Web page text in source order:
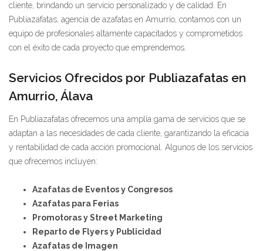
cliente, brindando un servicio personalizado y de calidad. En
Publiazafatas, agencia de azafatas en Amurrio, contamos con un
equipo de profesionales altamente capacitados y comprometidos
con el éxito de cada proyecto que emprendemos.
Servicios Ofrecidos por Publiazafatas en
Amurrio, Álava
En Publiazafatas ofrecemos una amplia gama de servicios que se
adaptan a las necesidades de cada cliente, garantizando la eficacia
y rentabilidad de cada acción promocional. Algunos de los servicios
que ofrecemos incluyen:
Azafatas de Eventos y Congresos
Azafatas para Ferias
Promotoras y Street Marketing
Reparto de Flyers y Publicidad
Azafatas de Imagen